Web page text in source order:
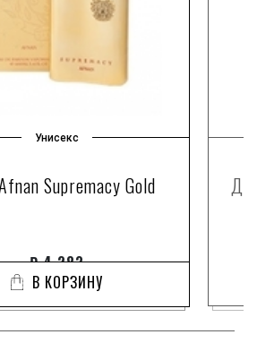
Унисекс
Supremacy Gold
₽4 283
В КОРЗИНУ